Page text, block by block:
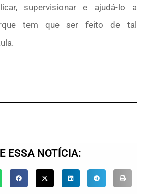
supervisionar e ajudá-lo a
tem que ser feito de tal
ESSA NOTÍCIA: